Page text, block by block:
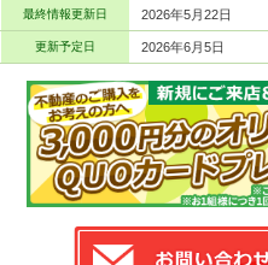
最終情報更新日 2026年5月22日
更新予定日 2026年6月5日